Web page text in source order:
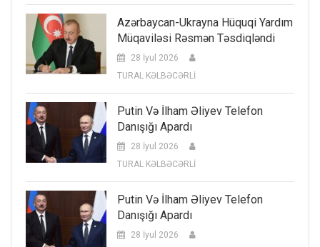
Azərbaycan-Ukrayna Hüquqi Yardım
Müqaviləsi Rəsmən Təsdiqləndi
28 İyul 2026
TURAL KƏLBƏCƏRLİ
Putin Və İlham Əliyev Telefon
Danışığı Apardı
28 İyul 2026
TURAL KƏLBƏCƏRLİ
Putin Və İlham Əliyev Telefon
Danışığı Apardı
28 İyul 2026